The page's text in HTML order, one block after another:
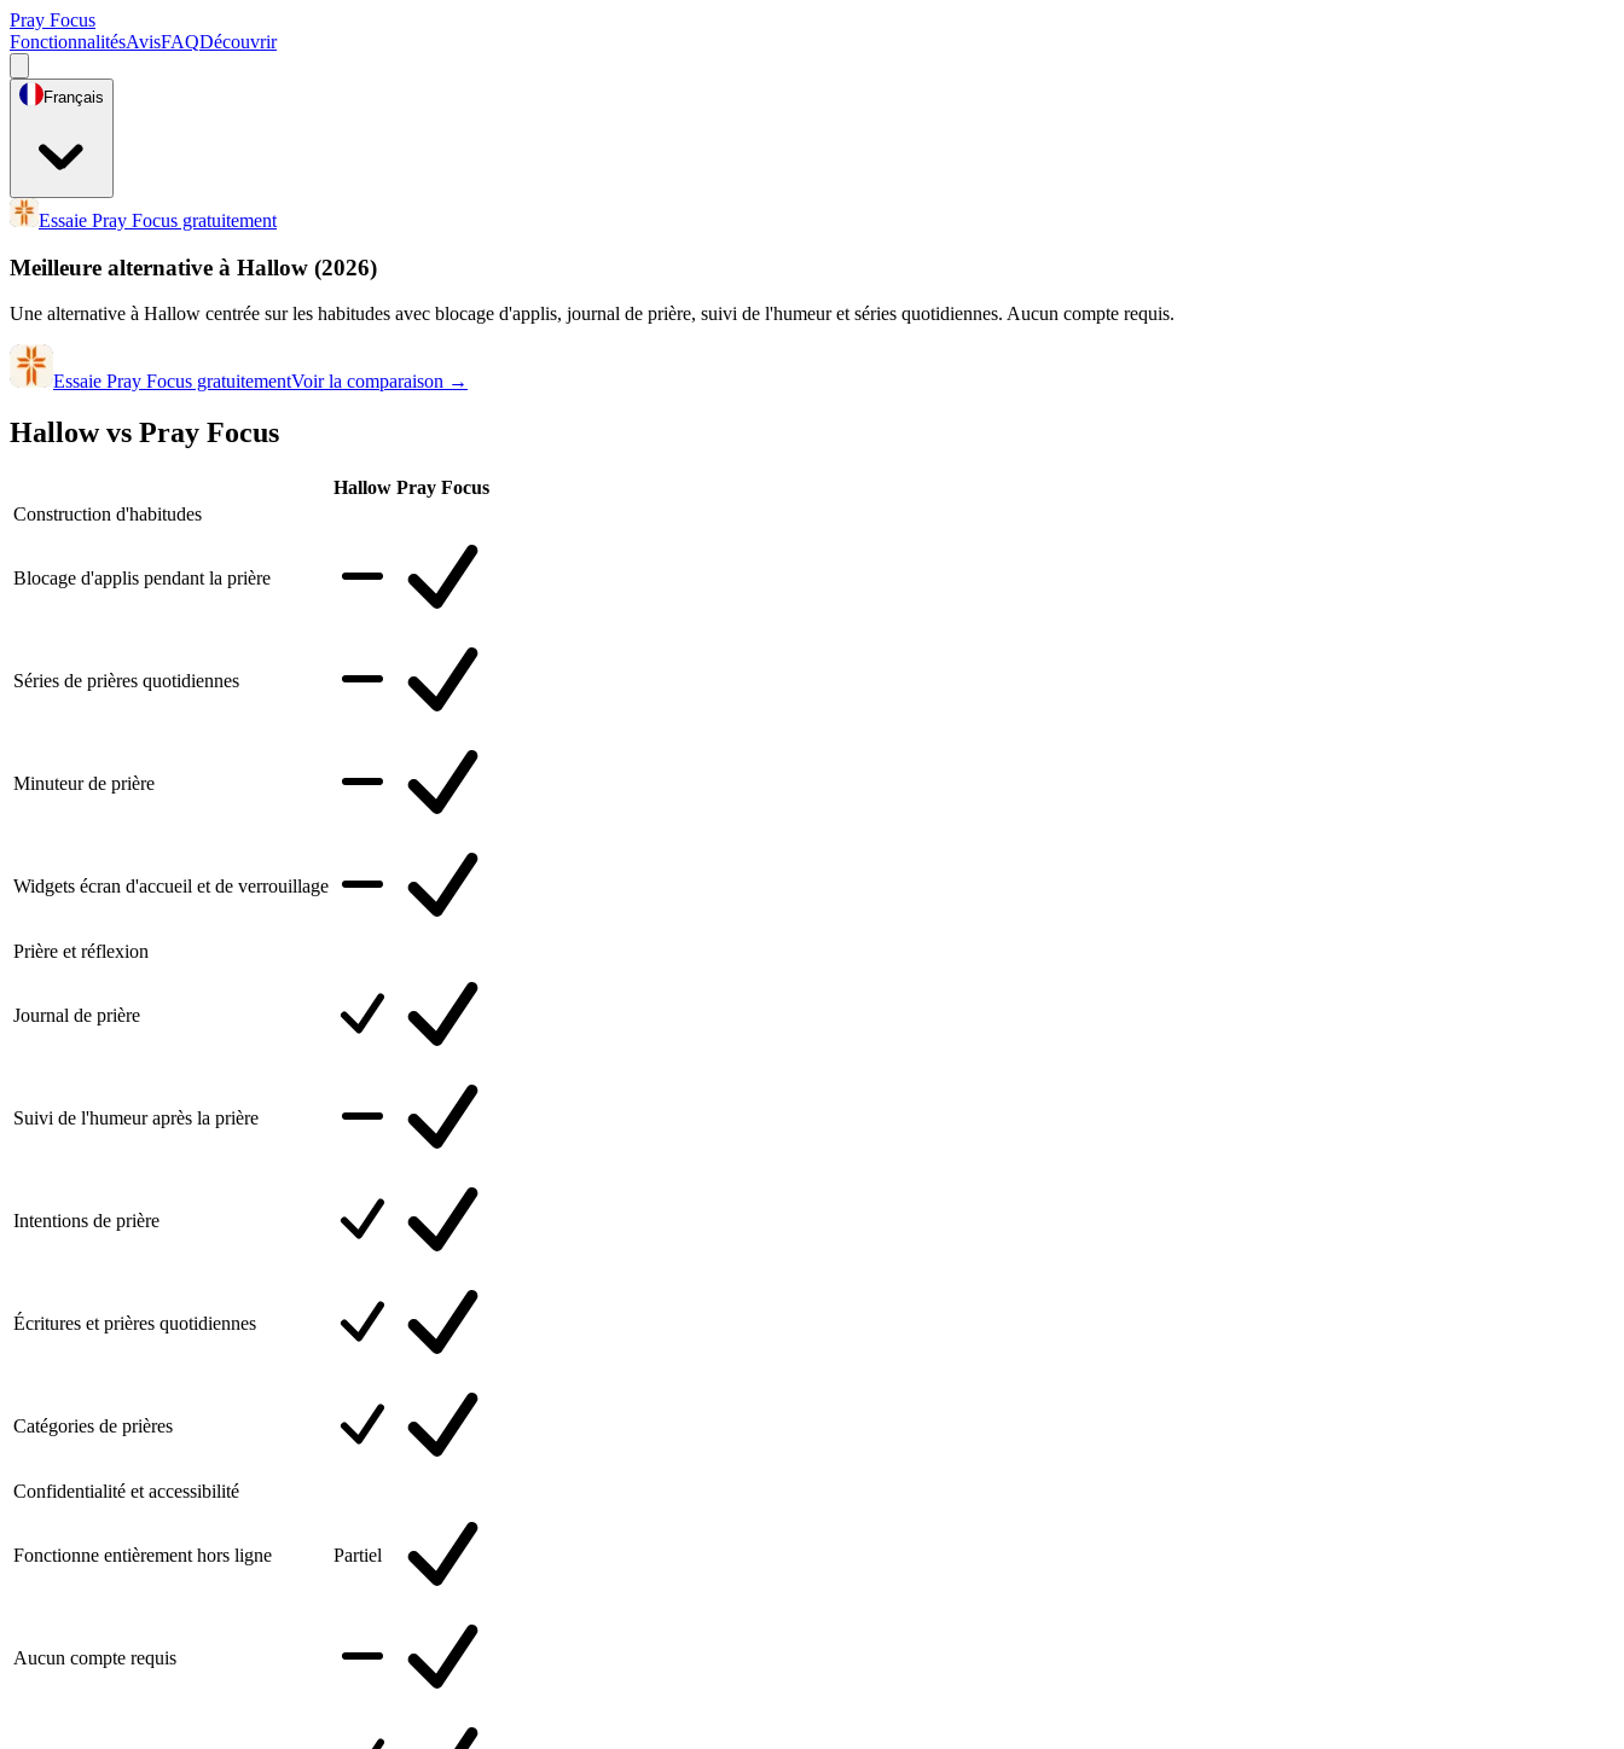
Pray Focus
FonctionnalitésAvisFAQDécouvrir
Français
Essaie Pray Focus gratuitement
Meilleure alternative à Hallow (2026)
Une alternative à Hallow centrée sur les habitudes avec blocage d'applis, journal de prière, suivi de l'humeur et séries quotidiennes. Aucun compte requis.
Essaie Pray Focus gratuitementVoir la comparaison →
Hallow vs Pray Focus
Hallow Pray Focus
Construction d'habitudes
Blocage d'applis pendant la prière
Séries de prières quotidiennes
Minuteur de prière
Widgets écran d'accueil et de verrouillage
Prière et réflexion
Journal de prière
Suivi de l'humeur après la prière
Intentions de prière
Écritures et prières quotidiennes
Catégories de prières
Confidentialité et accessibilité
Fonctionne entièrement hors ligne Partiel
Aucun compte requis